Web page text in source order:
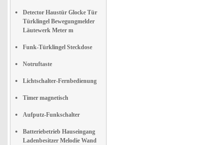
Detector Haustür Glocke Tür
Türklingel Bewegungmelder
Läutewerk Meter m
Funk-Türklingel Steckdose
Notruftaste
Lichtschalter-Fernbedienung
Timer magnetisch
Aufputz-Funkschalter
Batteriebetrieb Hauseingang
Ladenbesitzer Melodie Wand